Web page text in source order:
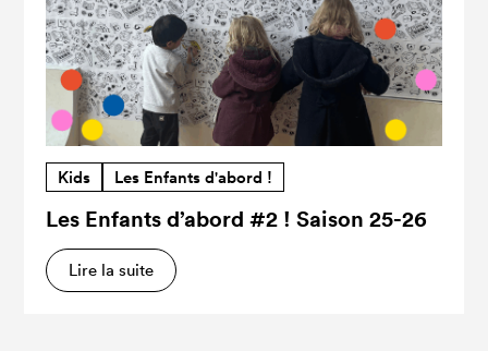
Kids Les Enfants d'abord !
Les Enfants d’abord #2 ! Saison 25-26
Lire la suite